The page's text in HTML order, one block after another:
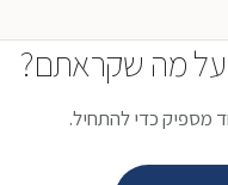
מה שקראתם?
מספיק כדי להתחיל.